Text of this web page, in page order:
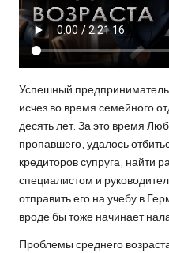
Успешный
исчез во время семейного
десять лет. За это время
пропавшего, удалось
кредиторов супруга, найти
специалистом и
отправить его на учебу в
вроде бы тоже начинает
Проблемы среднего